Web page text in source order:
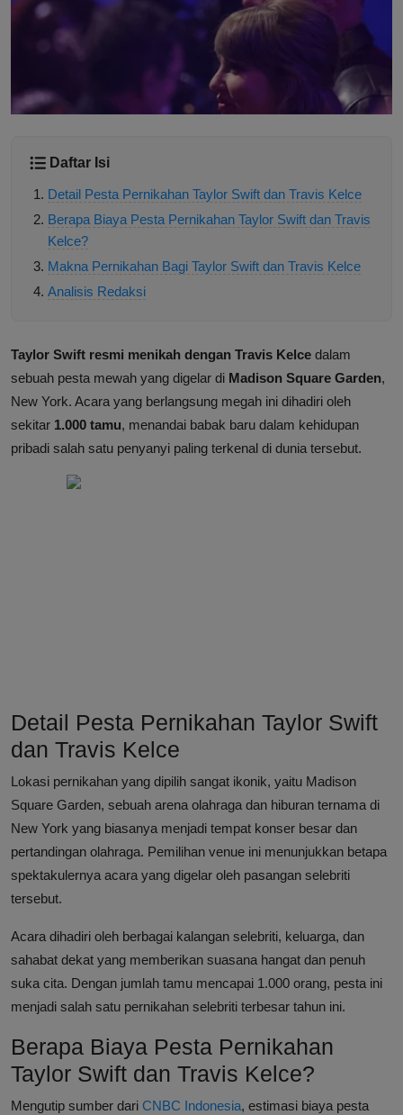
Daftar Isi
Detail Pesta Pernikahan Taylor Swift dan Travis Kelce
Berapa Biaya Pesta Pernikahan Taylor Swift dan Travis
Kelce?
Makna Pernikahan Bagi Taylor Swift dan Travis Kelce
Analisis Redaksi
Taylor Swift resmi menikah dengan Travis Kelce dalam
sebuah pesta mewah yang digelar di Madison Square Garden,
New York. Acara yang berlangsung megah ini dihadiri oleh
sekitar 1.000 tamu, menandai babak baru dalam kehidupan
pribadi salah satu penyanyi paling terkenal di dunia tersebut.
Detail Pesta Pernikahan Taylor Swift
dan Travis Kelce
Lokasi pernikahan yang dipilih sangat ikonik, yaitu Madison
Square Garden, sebuah arena olahraga dan hiburan ternama di
New York yang biasanya menjadi tempat konser besar dan
pertandingan olahraga. Pemilihan venue ini menunjukkan betapa
spektakulernya acara yang digelar oleh pasangan selebriti
tersebut.
Acara dihadiri oleh berbagai kalangan selebriti, keluarga, dan
sahabat dekat yang memberikan suasana hangat dan penuh
suka cita. Dengan jumlah tamu mencapai 1.000 orang, pesta ini
menjadi salah satu pernikahan selebriti terbesar tahun ini.
Berapa Biaya Pesta Pernikahan
Taylor Swift dan Travis Kelce?
Mengutip sumber dari CNBC Indonesia, estimasi biaya pesta